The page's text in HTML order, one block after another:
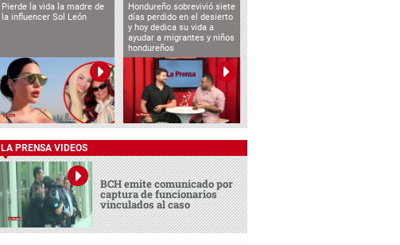
Pierde la vida la madre de
la influencer Sol León
Hondureño sobrevivió siete
días perdido en el desierto
y hoy dedica su vida a
ayudar a migrantes y niños
hondureños
LA PRENSA VIDEOS
BCH emite comunicado por
captura de funcionarios
vinculados al caso